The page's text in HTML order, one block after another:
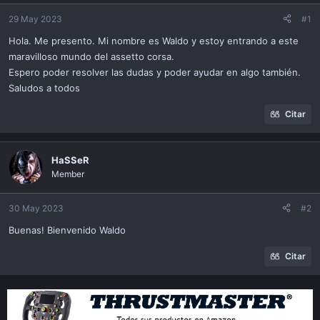
ó
29 May 2023 #1
Hola. Me presento. Mi nombre es Waldo y estoy entrando a este
maravilloso mundo del assetto corsa.
Espero poder resolver las dudas y poder ayudar en algo también.
Saludos a todos
Citar
HaSSeR
Member
30 May 2023 #2
Buenas! Bienvenido Waldo
Citar